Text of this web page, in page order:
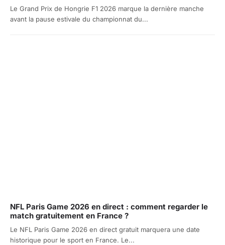
Le Grand Prix de Hongrie F1 2026 marque la dernière manche
avant la pause estivale du championnat du...
NFL Paris Game 2026 en direct : comment regarder le
match gratuitement en France ?
Le NFL Paris Game 2026 en direct gratuit marquera une date
historique pour le sport en France. Le...